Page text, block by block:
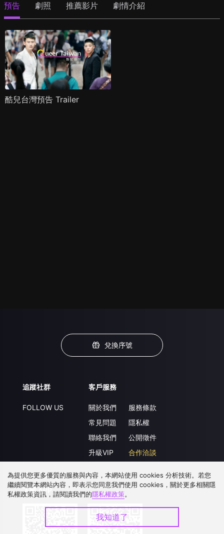
預告 劇照 推薦影片 劇情介紹
酷兒台灣預告 Trailer
兌換序號
追蹤社群
FOLLOW US
客戶服務
關於我們
常見問題
聯絡我們
升級VIP
服務條款
隱私權
公開徵件
合作洽談
下載 APP
為提供您更多優質的服務與內容，本網站使用 cookies 分析技術。若您
繼續閱覽本網站內容，即表示您同意我們使用 cookies，關於更多相關隱
私權政策資訊，請閱讀我們的隱私權政策。
我知道了